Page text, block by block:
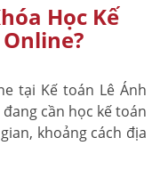
Học Kế
tại Kế toán Lê Ánh
cần học kế toán
khoảng cách địa